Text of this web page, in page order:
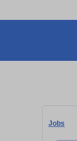
Jobs